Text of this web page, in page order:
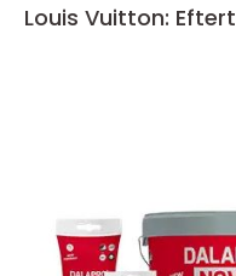
Louis Vuitton: